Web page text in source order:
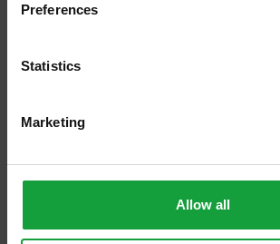
Preferences
Statistics
Marketing
Allow all
Parmigiano Reggiano